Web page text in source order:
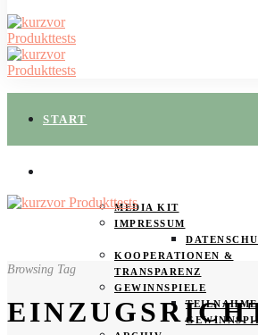
START
MEDIA KIT
IMPRESSUM
KOOPERATIONEN &
TRANSPARENZ
GEWINNSPIELE
Browsing Tag